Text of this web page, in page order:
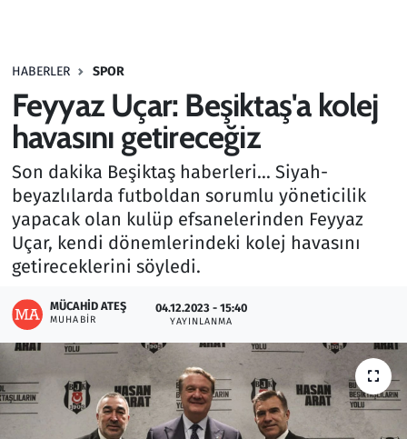
HABERLER SPOR
Feyyaz Uçar: Beşiktaş'a kolej
havasını getireceğiz
Son dakika Beşiktaş haberleri... Siyah-
beyazlılarda futboldan sorumlu yöneticilik
yapacak olan kulüp efsanelerinden Feyyaz
Uçar, kendi dönemlerindeki kolej havasını
getireceklerini söyledi.
MÜCAHID ATEŞ
MUHABIR
04.12.2023 - 15:40
YAYINLANMA
Haber
Kültür Sanat
Kurumsal Haberler
Lezzet Durağı
Memur ve Kamu
Otomobil
Oyun
Ramazan